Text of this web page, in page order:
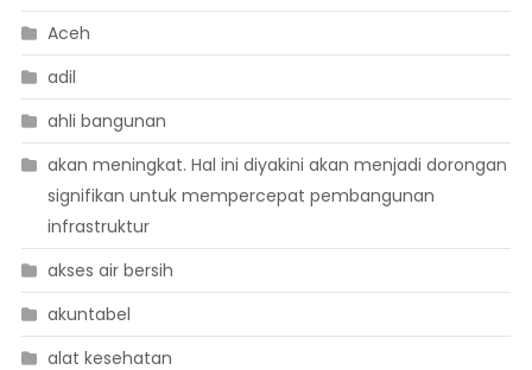
Aceh
adil
ahli bangunan
akan meningkat. Hal ini diyakini akan menjadi dorongan
signifikan untuk mempercepat pembangunan
infrastruktur
akses air bersih
akuntabel
alat kesehatan